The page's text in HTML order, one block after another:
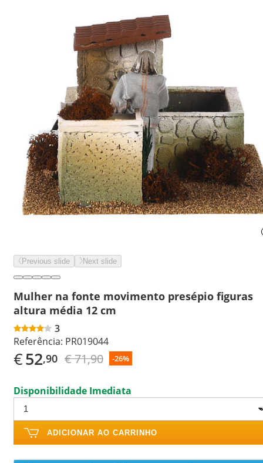
Previous slide Next slide
Mulher na fonte movimento presépio figuras
altura média 12 cm
3
Referência: PR019044
€52,90 € 71,90 -26%
Disponibilidade Imediata
ADICIONAR AO CARRINHO